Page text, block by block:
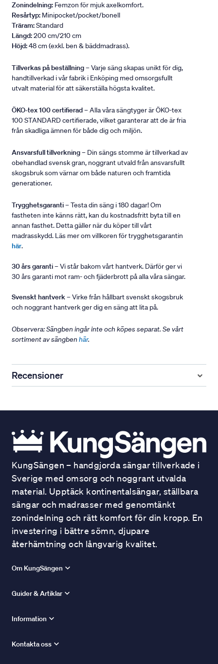
Zonindelning: Femzon för mjuk axelkomfort.
Resårtyp: Minipocket/pocket/bonell
Träram:Standard
Längd:200 cm/210 cm
Höjd:48 cm (exkl. ben & bäddmadrass).
Tillverkas på beställning– Varje säng skapas unikt för dig,
handtillverkad i vår fabrik i Enköping med omsorgsfullt
utvalt material för att säkerställa högsta kvalitet.
ÖKO-tex 100 certifierad– Alla våra sängtyger är ÖKO-tex
100 STANDARD certifierade, vilket garanterar att de är fria
från skadliga ämnen för både dig och miljön.
Ansvarsfull tillverkning– Din sängs stomme är tillverkad av
obehandlad svensk gran, noggrant utvald från ansvarsfullt
skogsbruk som värnar om både naturen och framtida
generationer.
Trygghetsgaranti– Testa din säng i 180 dagar! Om
fastheten inte känns rätt, kan du kostnadsfritt byta till en
annan fasthet. Detta gäller när du köper till vårt
madrasskydd. Läs mer om villkoren för trygghetsgarantin
här.
30 års garanti– Vi står bakom vårt hantverk. Därför ger vi
30 års garanti mot ram- och fjäderbrott på alla våra sängar.
Svenskt hantverk– Virke från hållbart svenskt skogsbruk
och noggrant hantverk ger dig en säng att lita på.
Observera: Sängben ingår inte och köpes separat. Se vårt
sortiment av sängben här.
Recensioner
KungSängen – handgjorda sängar tillverkade i
Sverige med omsorg och noggrant utvalda
material. Upptäck kontinentalsängar, ställbara
sängar och madrasser med genomtänkt
zonindelning och rätt komfort för din kropp. En
investering i bättre sömn, djupare
återhämtning och långvarig kvalitet.
Om KungSängen
Guider & Artiklar
Information
Kontakta oss